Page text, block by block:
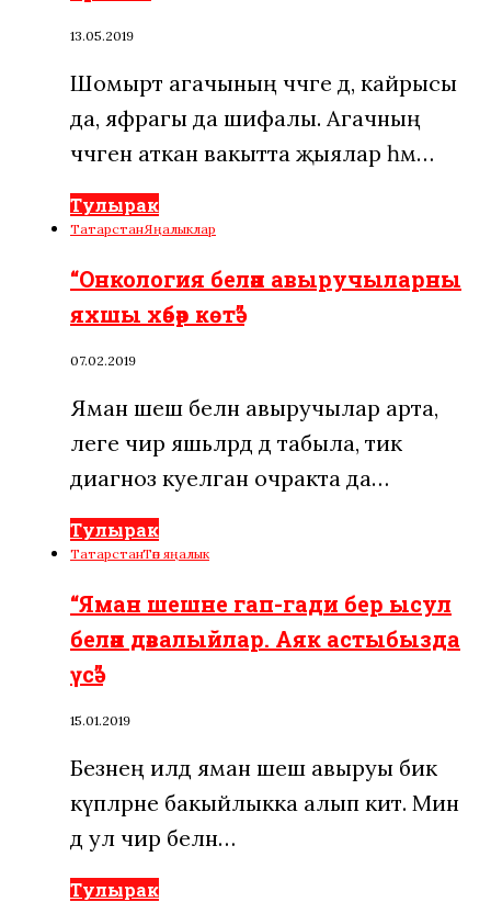
13.05.2019
Шомырт агачының чәчәге дә, кайрысы
да, яфрагы да шифалы. Агачның
чәчәген аткан вакытта җыялар һәм…
Тулырак
ТатарстанЯңалыклар
“Онкология белән авыручыларны
яхшы хәбәр көтә”
07.02.2019
Яман шеш белән авыручылар арта,
әлеге чир яшь­ләрдә дә табыла, тик
диагноз куелган очракта да…
Тулырак
ТатарстанТөп яңалык
“Яман шешне гап-гади бер ысул
белән дәвалыйлар. Аяк астыбызда
үсә”
15.01.2019
Безнең илдә яман шеш авыруы бик
күпләрне бакыйлыкка алып китә. Мин
дә ул чир белән…
Тулырак